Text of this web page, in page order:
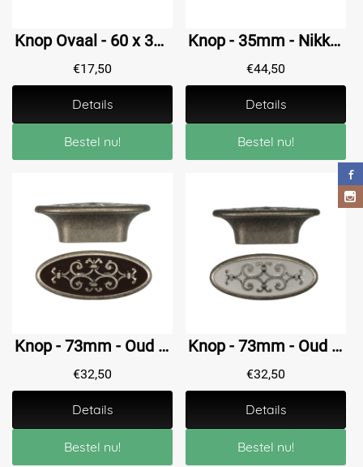
Knop Ovaal - 60 x 38 mm - RVS-look
€17,50
Details
Bestel nu!
Knop - 35mm - Nikkelglans met Ebben
€44,50
Details
Bestel nu!
Knop - 73mm - Oud Zilver met Bruin
€32,50
Details
Bestel nu!
Knop - 73mm - Oud Zilver met Wit
€32,50
Details
Bestel nu!